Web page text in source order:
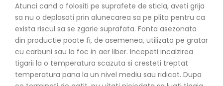
Atunci cand o folositi pe suprafete de sticla, aveti grija
sa nu o deplasati prin alunecarea sa pe plita pentru ca
exista riscul sa se zgarie suprafata. Fonta asezonata
din productie poate fi, de asemenea, utilizata pe gratar
cu carbuni sau la foc in aer liber. Incepeti incalzirea
tigarii la o temperatura scazuta si cresteti treptat
temperatura pana la un nivel mediu sau ridicat. Dupa